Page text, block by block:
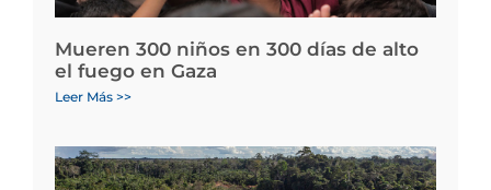
Mueren 300 niños en 300 días de alto
el fuego en Gaza
Leer Más >>